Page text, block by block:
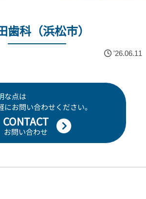
歯科（浜松市）
'26.06.11
な点は
にお問い合わせください。
CONTACT
お問い合わせ